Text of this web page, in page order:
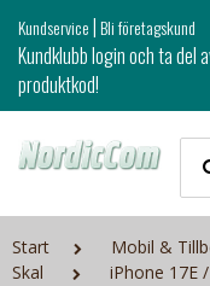
Kundservice|Bli företagskund
Kundklubb login och ta del
produktkod!
Start Mobil &
Skal
iPhone 17E